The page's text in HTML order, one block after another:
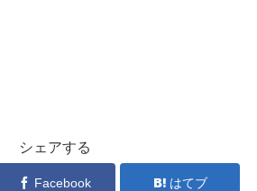
シェアする
Facebook はてブ